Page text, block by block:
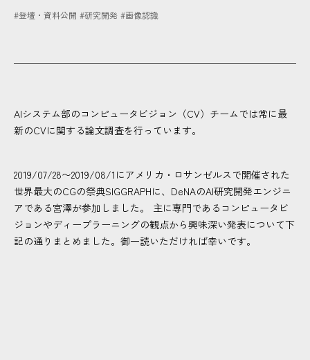
#登壇・資料公開 #研究開発 #画像認識
AIシステム部のコンピュータビジョン（CV）チームでは常に最
新のCVに関する論文調査を行っています。
2019/07/28〜2019/08/1にアメリカ・ロサンゼルスで開催された
世界最大のCGの祭典SIGGRAPHに、DeNAのAI研究開発エンジニ
アである宮澤が参加しました。 主に専門であるコンピュータビ
ジョンやディープラーニングの観点から興味深い発表について下
記の通りまとめました。御一読いただければ幸いです。